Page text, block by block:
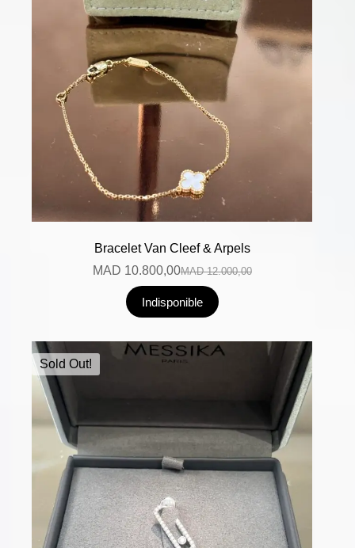
Bracelet Van Cleef & Arpels
MAD12.000,00
MAD 10.800,00
Indisponible
Sold Out!